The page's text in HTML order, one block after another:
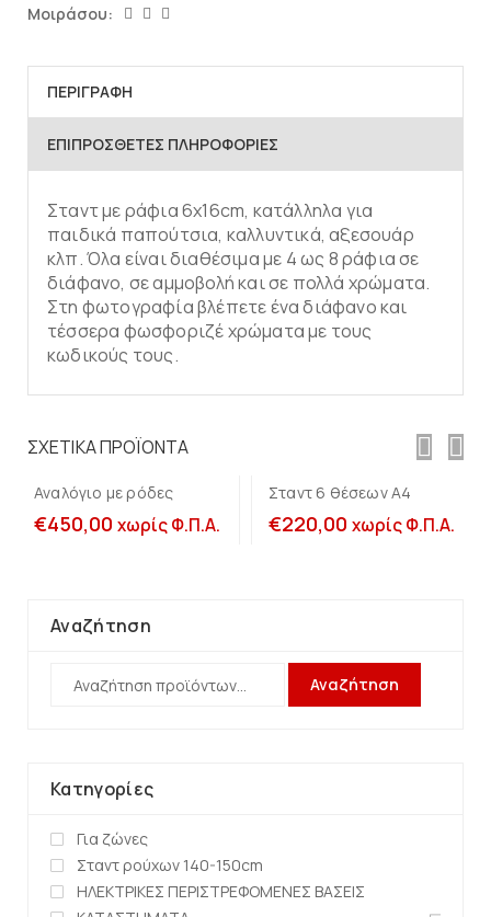
Μοιράσου:
ΠΕΡΙΓΡΑΦΉ
ΕΠΙΠΡΌΣΘΕΤΕΣ ΠΛΗΡΟΦΟΡΊΕΣ
Σταντ με ράφια 6x16cm, κατάλληλα για
παιδικά παπούτσια, καλλυντικά, αξεσουάρ
κλπ. Όλα είναι διαθέσιμα με 4 ως 8 ράφια σε
διάφανο, σε αμμοβολή και σε πολλά χρώματα.
Στη φωτογραφία βλέπετε ένα διάφανο και
τέσσερα φωσφοριζέ χρώματα με τους
κωδικούς τους.
ΣΧΕΤΙΚΆ ΠΡΟΪΌΝΤΑ
καλάθι
Αναλόγιο με ρόδες
€450,00 χωρίς Φ.Π.Α.
Σταντ 6 θέσεων Α4
€220,00 χωρίς Φ.Π.Α.
Αναζήτηση
Αναζήτηση
Κατηγορίες
Για ζώνες
Σταντ ρούχων 140-150cm
ΗΛΕΚΤΡΙΚΕΣ ΠΕΡΙΣΤΡΕΦΟΜΕΝΕΣ ΒΑΣΕΙΣ